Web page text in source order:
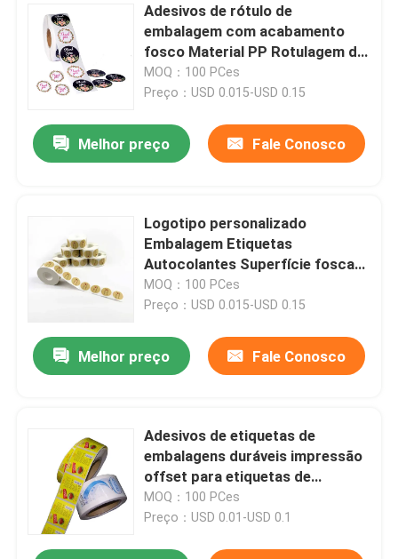
Adesivos de rótulo de
embalagem com acabamento
fosco Material PP Rotulagem de
alimentos
MOQ：100 PCes
Preço：USD 0.015-USD 0.15
Melhor preço Fale Conosco
Logotipo personalizado
Embalagem Etiquetas
Autocolantes Superfície fosca
Finalizada
MOQ：100 PCes
Preço：USD 0.015-USD 0.15
Melhor preço Fale Conosco
Adesivos de etiquetas de
embalagens duráveis ​​impressão
offset para etiquetas de
produtos
MOQ：100 PCes
Preço：USD 0.01-USD 0.1